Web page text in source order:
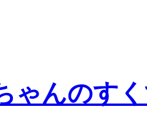
ゃんのす